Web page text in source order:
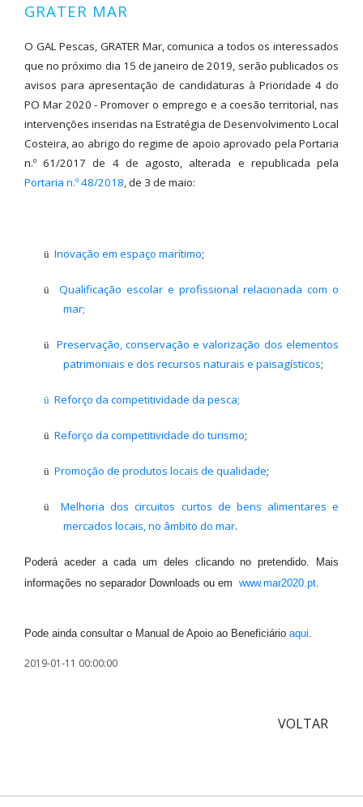
GRATER MAR
O GAL Pescas, GRATER Mar, comunica a todos os interessados
que no próximo dia 15 de janeiro de 2019, serão publicados os
avisos para apresentação de candidaturas à Prioridade 4 do
PO Mar 2020 - Promover o emprego e a coesão territorial, nas
intervenções inseridas na Estratégia de Desenvolvimento Local
Costeira, ao abrigo do regime de apoio aprovado pela Portaria
n.º 61/2017 de 4 de agosto, alterada e republicada pela
Portaria n.º 48/2018, de 3 de maio:
ü Inovação em espaço marítimo;
ü
Qualificação escolar e profissional relacionada com o
mar;
ü
Preservação, conservação e valorização dos elementos
patrimoniais e dos recursos naturais e paisagísticos;
ü Reforço da competitividade da pesca;
ü Reforço da competitividade do turismo;
ü Promoção de produtos locais de qualidade;
ü
Melhoria dos circuitos curtos de bens alimentares e
mercados locais, no âmbito do mar.
Poderá aceder a cada um deles clicando no pretendido. Mais
informações no separador Downloads ou em www.mar2020.pt.
Pode ainda consultar o Manual de Apoio ao Beneficiário aqui.
2019-01-11 00:00:00
VOLTAR